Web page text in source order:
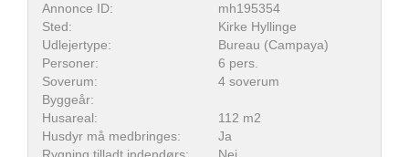
Annonce ID:
mh195354
Sted:
Kirke Hyllinge
Udlejertype:
Bureau (Campaya)
Personer:
6 pers.
Soverum:
4 soverum
Byggeår:
Husareal:
112 m2
Husdyr må medbringes:
Ja